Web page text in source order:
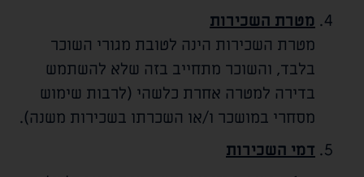
מטרת השכירות
מטרת השכירות הינה לטובת מגורי השוכר
בלבד, והשוכר מתחייב בזה שלא להשתמש
בדירה למטרה אחרת כלשהי (לרבות שימוש
מסחרי במושכר ו/או השכרתו בשכירות משנה).
דמי השכירות